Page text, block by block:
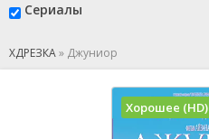
Сериалы
ХДРЕЗКА» Джуниор
Хорошее (HD)